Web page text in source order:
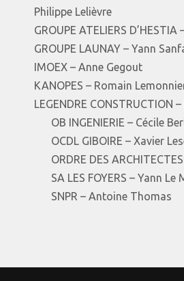
Philippe Lelièvre
GROUPE ATELIERS
GROUPE LAUNAY – Yann
IMOEX – Anne Gegout
KANOPES – Romain
LEGENDRE CONSTRUCTION
OB INGENIERIE – Cécile
OCDL GIBOIRE – Xavier
ORDRE DES
SA LES FOYERS – Yann Le
SNPR – Antoine Thomas